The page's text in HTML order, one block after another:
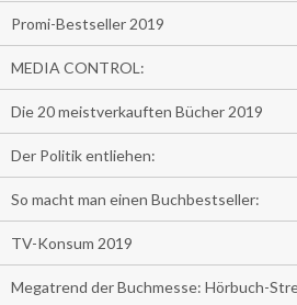
Promi-Bestseller 2019
MEDIA CONTROL:
Die 20 meistverkauften Bücher 2019
Der Politik entliehen:
So macht man einen Buchbestseller:
TV-Konsum 2019
Megatrend der Buchmesse: Hörbuch-